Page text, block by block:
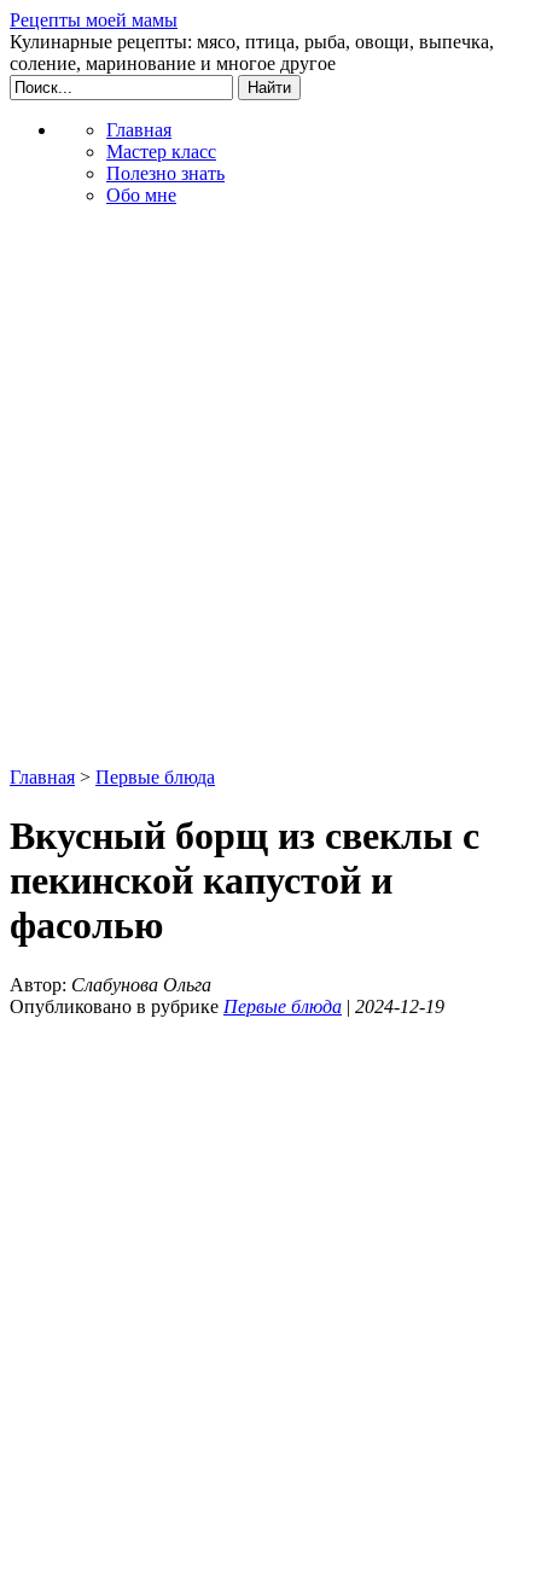
Рецепты моей мамы
Кулинарные рецепты: мясо, птица, рыба, овощи, выпечка,
соление, маринование и многое другое
Главная
Мастер класс
Полезно знать
Обо мне
Главная > Первые блюда
Вкусный борщ из свеклы с
пекинской капустой и
фасолью
Автор: Слабунова Ольга
Опубликовано в рубрике Первые блюда | 2024-12-19